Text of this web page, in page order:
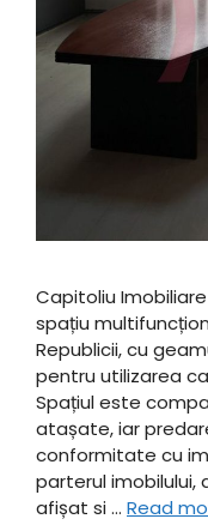
Capitoliu
spațiu
Republicii, cu
pentru utilizarea
Spațiul este
atașate, iar
conformitate cu
parterul imobilului,
afișat si … Read